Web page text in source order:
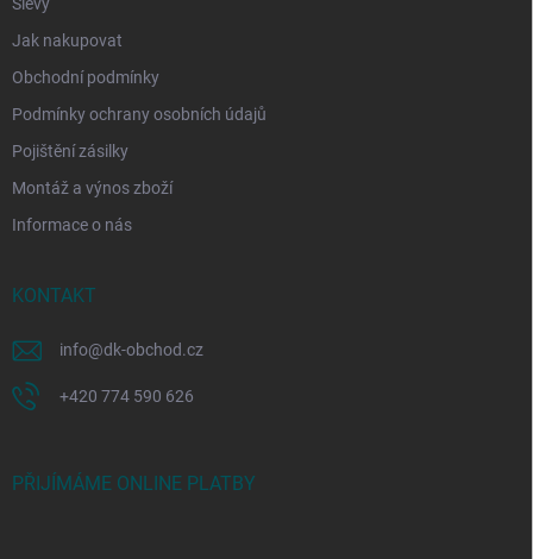
Jak nakupovat
Obchodní podmínky
Podmínky ochrany osobních údajů
Pojištění zásilky
Montáž a výnos zboží
Informace o nás
KONTAKT
info@dk-obchod.cz
+420 774 590 626
PŘIJÍMÁME ONLINE PLATBY